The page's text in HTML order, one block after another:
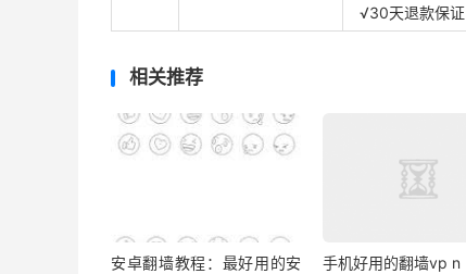
√30天退款保证
相关推荐
安卓翻墙教程：最好用的安
手机好用的翻墙vp n